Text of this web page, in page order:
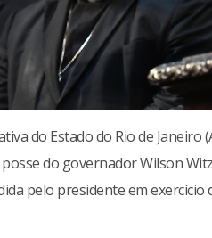
do Estado do Rio de
do governador Wilson
pelo presidente em exercício